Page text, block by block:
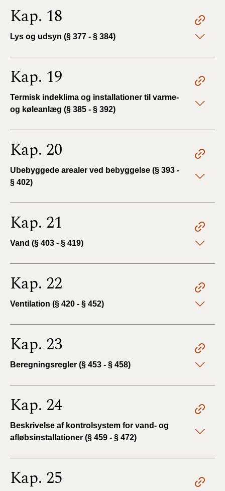
Kap. 18
Lys og udsyn (§ 377 - § 384)
Kap. 19
Termisk indeklima og installationer til varme-
og køleanlæg (§ 385 - § 392)
Kap. 20
Ubebyggede arealer ved bebyggelse (§ 393 -
§ 402)
Kap. 21
Vand (§ 403 - § 419)
Kap. 22
Ventilation (§ 420 - § 452)
Kap. 23
Beregningsregler (§ 453 - § 458)
Kap. 24
Beskrivelse af kontrolsystem for vand- og
afløbsinstallationer (§ 459 - § 472)
Kap. 25